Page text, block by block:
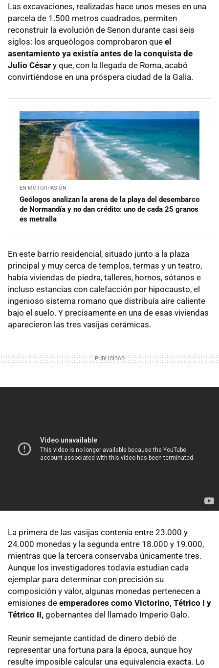
Las excavaciones, realizadas hace unos meses en una
parcela de 1.500 metros cuadrados, permiten
reconstruir la evolución de Senon durante casi seis
siglos: los arqueólogos comprobaron que el
asentamiento ya existía antes de la conquista de
Julio César y que, con la llegada de Roma, acabó
convirtiéndose en una próspera ciudad de la Galia.
EN MOTORPASIÓN
Geólogos analizan la arena de la playa del desembarco
de Normandía y no dan crédito: uno de cada 25 granos
es metralla
En este barrio residencial, situado junto a la plaza
principal y muy cerca de templos, termas y un teatro,
había viviendas de piedra, talleres, hornos, sótanos e
incluso estancias con calefacción por hipocausto, el
ingenioso sistema romano que distribuía aire caliente
bajo el suelo. Y precisamente en una de esas viviendas
aparecieron las tres vasijas cerámicas.
La primera de las vasijas contenía entre 23.000 y
24.000 monedas y la segunda entre 18.000 y 19.000,
mientras que la tercera conservaba únicamente tres.
Aunque los investigadores todavía estudian cada
ejemplar para determinar con precisión su
composición y valor, algunas monedas pertenecen a
emisiones de emperadores como Victorino, Tétrico I y
Tétrico II, gobernantes del llamado Imperio Galo.
Reunir semejante cantidad de dinero debió de
representar una fortuna para la época, aunque hoy
resulte imposible calcular una equivalencia exacta. Lo